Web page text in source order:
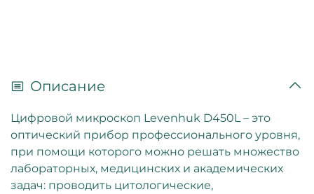
Описание
Цифровой микроскоп Levenhuk D450L – это
оптический прибор профессионального уровня,
при помощи которого можно решать множество
лабораторных, медицинских и академических
задач: проводить цитологические,